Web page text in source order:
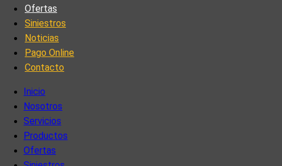
Ofertas
Siniestros
Noticias
Pago Online
Contacto
Inicio
Nosotros
Servicios
Productos
Ofertas